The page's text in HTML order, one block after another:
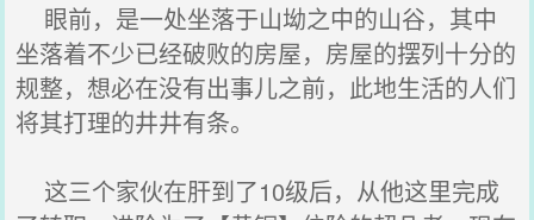
眼前，是一处坐落于山坳之中的山谷，其中
坐落着不少已经破败的房屋，房屋的摆列十分的
规整，想必在没有出事儿之前，此地生活的人们
将其打理的井井有条。
这三个家伙在肝到了10级后，从他这里完成